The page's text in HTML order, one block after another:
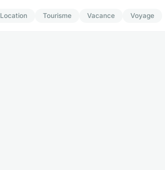
Location Tourisme Vacance Voyage